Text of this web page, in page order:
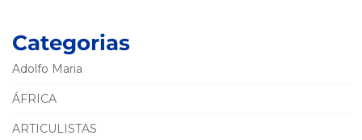
Categorias
Adolfo Maria
ÁFRICA
ARTICULISTAS